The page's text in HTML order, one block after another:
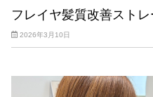
フレイヤ髪質改善ストレ
2026年3月10日